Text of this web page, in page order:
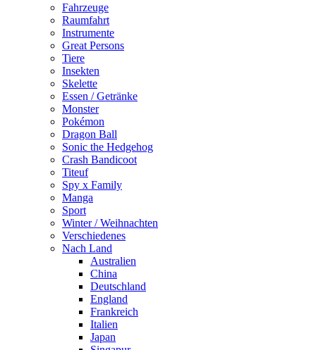
Fahrzeuge
Raumfahrt
Instrumente
Great Persons
Tiere
Insekten
Skelette
Essen / Getränke
Monster
Pokémon
Dragon Ball
Sonic the Hedgehog
Crash Bandicoot
Titeuf
Spy x Family
Manga
Sport
Winter / Weihnachten
Verschiedenes
Nach Land
Australien
China
Deutschland
England
Frankreich
Italien
Japan